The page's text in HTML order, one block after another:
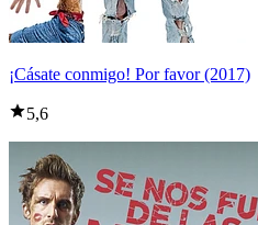
¡Cásate conmigo! Por favor (2017)
5,6